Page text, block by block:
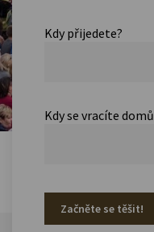
Kdy přijedete?
Kdy se vracíte
Začněte se těšit!